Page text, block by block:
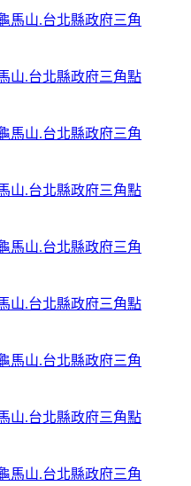
山.台北縣政府三角點
山.台北縣政府三角點
山.台北縣政府三角點
山.台北縣政府三角點